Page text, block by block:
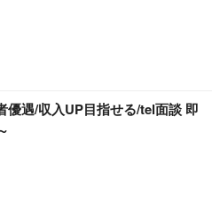
優遇/収入UP目指せる/tel面談 即